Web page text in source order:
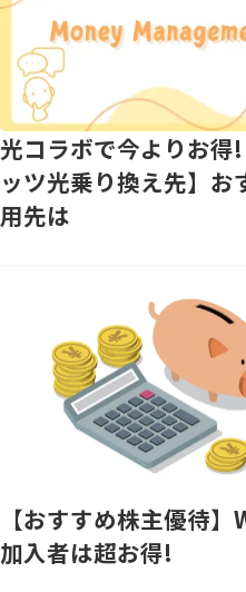
光コラボで今よりお得
ッツ光乗り換え先】お
用先は
【おすすめ株主優待】
加入者は超お得!